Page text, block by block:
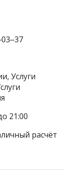
Услуги
21:00
расчёт